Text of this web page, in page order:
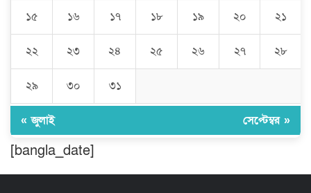
মন্ত্রীর নাম ভাঙিয়ে তদবির বাণিজ্য মোংলায়
ফেন্সিডিল ও ৩২ হাজার টাকা উদ্ধার, আটক ১
মাদকবিরোধী ক্যাম্পেইন
১৫ ১৬ ১৭ ১৮ ১৯ ২০ ২১
২২ ২৩ ২৪ ২৫ ২৬ ২৭ ২৮
২৯ ৩০ ৩১
« জুলাই সেপ্টেম্বর »
[bangla_date]